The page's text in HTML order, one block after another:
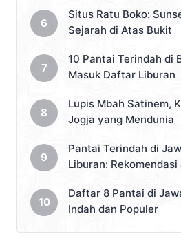
Situs Ratu Boko:
Sejarah di Atas Bukit
10 Pantai Terindah di
Masuk Daftar Liburan
Lupis Mbah Satinem,
Jogja yang Mendunia
Pantai Terindah di
Liburan: Rekomendasi
Daftar 8 Pantai di
Indah dan Populer